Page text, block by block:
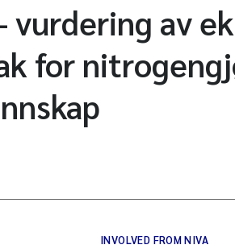
vurdering av
for
INVOLVED FROM NIVA